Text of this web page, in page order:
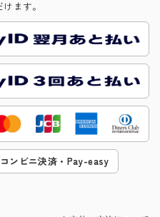
ます。
コンビニ決済・Pay-easy